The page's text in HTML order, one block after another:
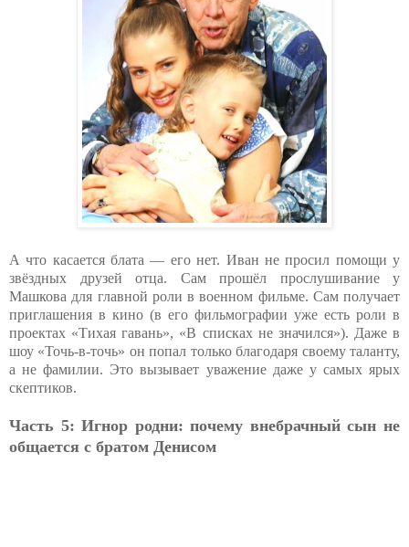
А что касается блата — его нет. Иван не просил помощи у
звёздных друзей отца. Сам прошёл прослушивание у
Машкова для главной роли в военном фильме. Сам получает
приглашения в кино (в его фильмографии уже есть роли в
проектах «Тихая гавань», «В списках не значился»). Даже в
шоу «Точь-в-точь» он попал только благодаря своему таланту,
а не фамилии. Это вызывает уважение даже у самых ярых
скептиков.
Часть 5: Игнор родни: почему внебрачный сын не
общается с братом Денисом